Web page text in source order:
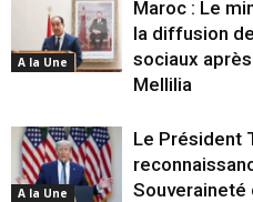
A la Une
Maroc : Le
la diffusion
sociaux
Mellilia
A la Une
Le Président
Souveraineté